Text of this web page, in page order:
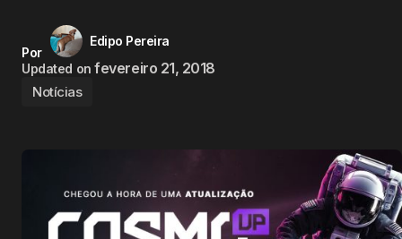
Por
Edipo Pereira
Updated on fevereiro 21, 2018
Notícias